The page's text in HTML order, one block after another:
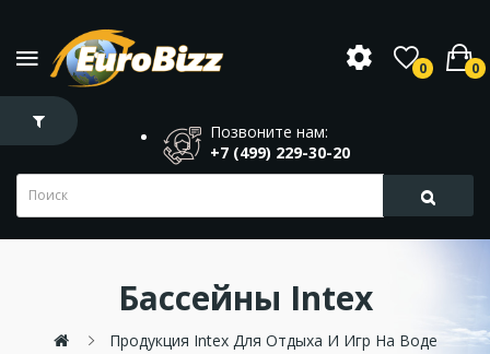
0 0
Позвоните нам:
+7 (499) 229-30-20
Бассейны Intex
Продукция Intex Для Отдыха И Игр На Воде